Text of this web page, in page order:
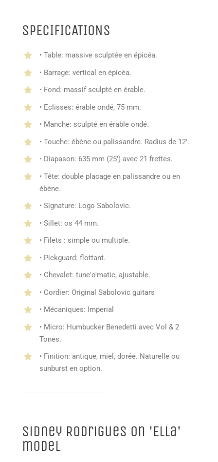
SPECIFICATIONS
• Table: massive sculptée en épicéa.
• Barrage: vertical en épicéa.
• Fond: massif sculpté en érable.
• Eclisses: érable ondé, 75 mm.
• Manche: sculpté en érable ondé.
• Touche: ébène ou palissandre. Radius de 12'.
• Diapason: 635 mm (25') avec 21 frettes.
• Tête: double placage en palissandre ou en
ébène.
• Signature: Logo Sabolovic.
• Sillet: os 44 mm.
• Filets : simple ou multiple.
• Pickguard: flottant.
• Chevalet: tune'o'matic, ajustable.
• Cordier: Original Sabolovic guitars
• Mécaniques: Imperial
• Micro: Humbucker Benedetti avec Vol & 2
Tones.
• Finition: antique, miel, dorée. Naturelle ou
sunburst en option.
Sidney Rodrigues on 'Ella'
model